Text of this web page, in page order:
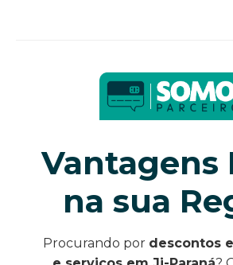
Vantagens
na sua
Procurando por descontos